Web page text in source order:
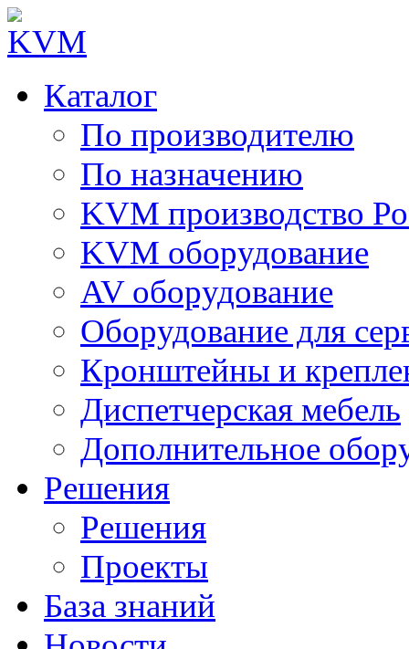
Каталог
По производителю
По назначению
KVM производство
KVM оборудование
AV оборудование
Оборудование для
Кронштейны и
Диспетчерская мебель
Дополнительное
Решения
Решения
Проекты
База знаний